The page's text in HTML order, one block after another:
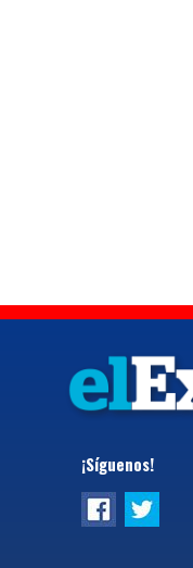
¡Síguenos!